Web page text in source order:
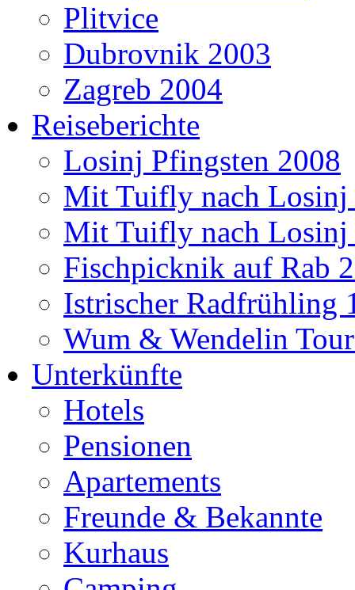
Plitvice
Dubrovnik 2003
Zagreb 2004
Reiseberichte
Losinj Pfingsten 2008
Mit Tuifly nach Losinj
Mit Tuifly nach Losinj
Fischpicknik auf Rab
Istrischer Radfrühling
Wum & Wendelin
Unterkünfte
Hotels
Pensionen
Apartements
Freunde & Bekannte
Kurhaus